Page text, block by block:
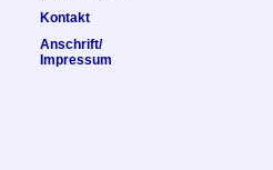
Kontakt
Anschrift/
Impressum